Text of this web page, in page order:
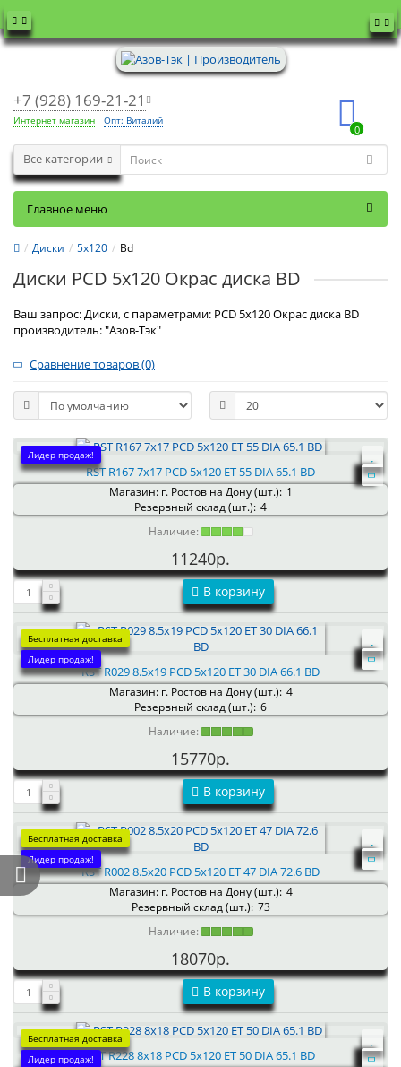
+7 (928) 169-21-21
Интернет магазин Опт: Виталий
0
Все категории
Главное меню
Диски 5x120 Bd
Диски PCD 5x120 Окрас диска BD
Ваш запрос: Диски, с параметрами: PCD 5x120 Окрас диска BD
производитель: "Азов-Тэк"
Сравнение товаров (0)
Лидер продаж!
RST R167 7x17 PCD 5x120 ET 55 DIA 65.1 BD
Магазин: г. Ростов на Дону (шт.): 1
Резервный склад (шт.): 4
Наличие:
11240р.
В корзину
Бесплатная доставка
Лидер продаж!
RST R029 8.5x19 PCD 5x120 ET 30 DIA 66.1 BD
Магазин: г. Ростов на Дону (шт.): 4
Резервный склад (шт.): 6
Наличие:
15770р.
В корзину
Бесплатная доставка
Лидер продаж!
RST R002 8.5x20 PCD 5x120 ET 47 DIA 72.6 BD
Магазин: г. Ростов на Дону (шт.): 4
Резервный склад (шт.): 73
Наличие:
18070р.
В корзину
Бесплатная доставка
Лидер продаж!RST R228 8x18 PCD 5x120 ET 50 DIA 65.1 BD